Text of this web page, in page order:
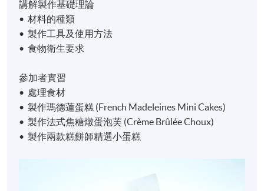
講解製作基礎理論
• 材料的種類
• 製作工具及使用方法
• 食物衛生要求
參加者實習
• 處理食材
• 製作瑪德蓮蛋糕 (French Madeleines Mini Cakes)
• 製作法式焦糖燉蛋泡芙 (Crème Brûlée Choux)
• 製作兩款糕餅師精選小蛋糕